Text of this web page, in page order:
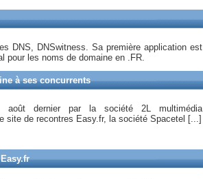
DNS, DNSwitness. Sa première application est
pour les noms de domaine en .FR.
à ses concurrents
dernier par la société 2L multimédia
site de recontres Easy.fr, la société Spacetel [...]